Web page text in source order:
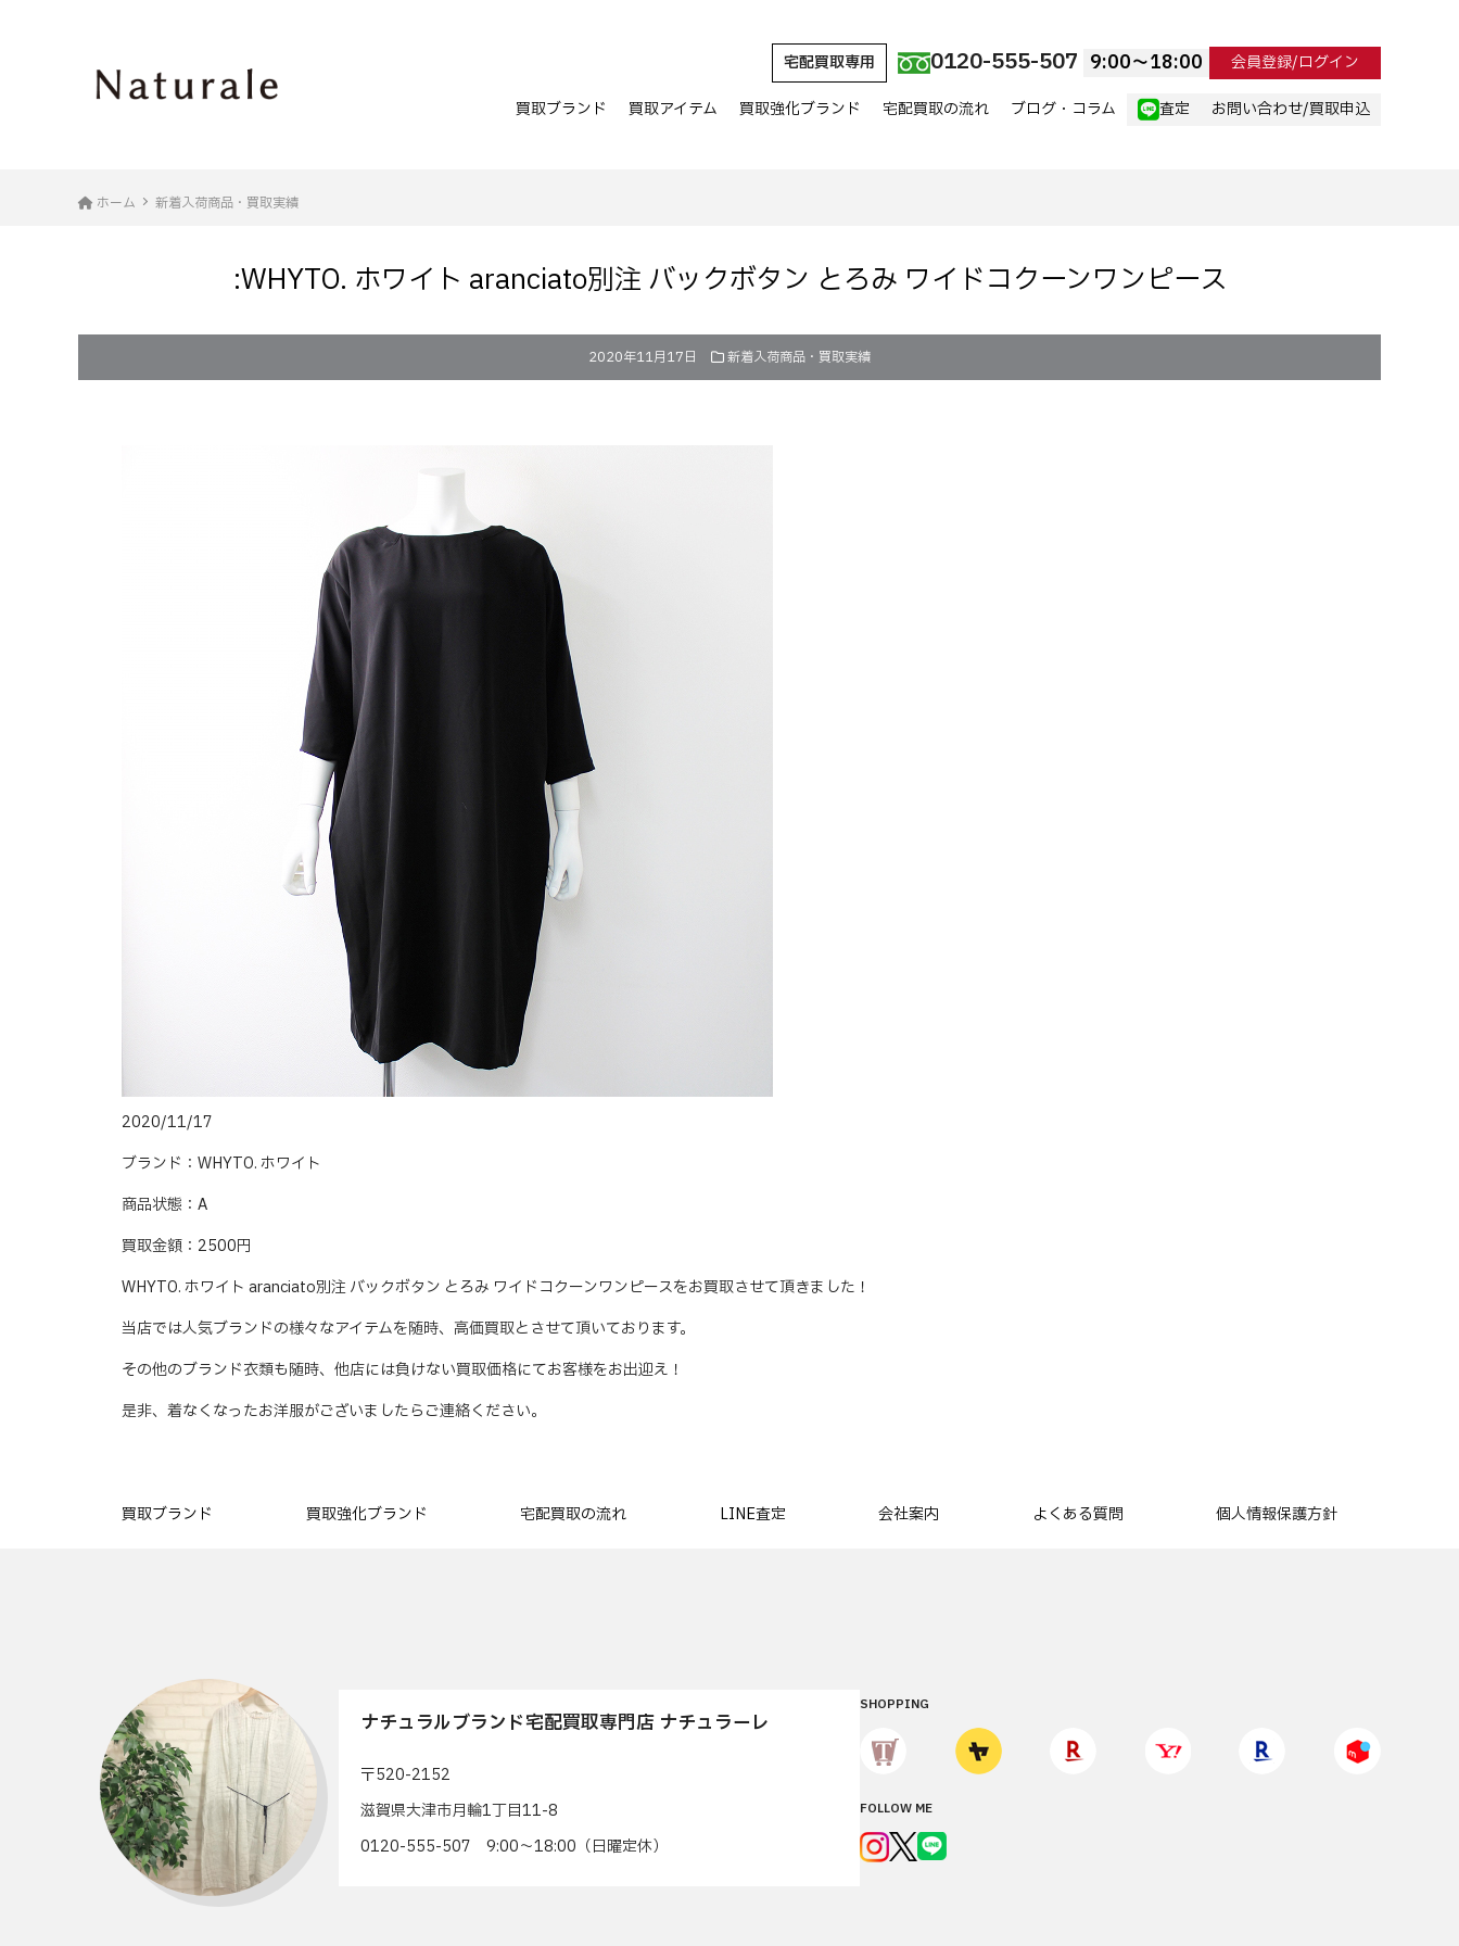
宅配買取専用 0120-555-507 9:00〜18:00 会員登録/ログイン
買取ブランド 買取アイテム 買取強化ブランド 宅配買取の流れ ブログ・コラム 査定 お問い合わせ/買取申込
ホーム 新着入荷商品・買取実績
:WHYTO. ホワイト aranciato別注 バックボタン とろみ ワイドコクーンワンピース
2020年11月17日 新着入荷商品・買取実績
2020/11/17
ブランド：WHYTO. ホワイト
商品状態：A
買取金額：2500円
WHYTO. ホワイト aranciato別注 バックボタン とろみ ワイドコクーンワンピースをお買取させて頂きました！
当店では人気ブランドの様々なアイテムを随時、高価買取とさせて頂いております。
その他のブランド衣類も随時、他店には負けない買取価格にてお客様をお出迎え！
是非、着なくなったお洋服がございましたらご連絡ください。
買取ブランド 買取強化ブランド 宅配買取の流れ LINE査定 会社案内 よくある質問 個人情報保護方針
ナチュラルブランド宅配買取専門店 ナチュラーレ
〒520-2152
滋賀県大津市月輪1丁目11-8
0120-555-507 9:00〜18:00（日曜定休）
SHOPPING
FOLLOW ME